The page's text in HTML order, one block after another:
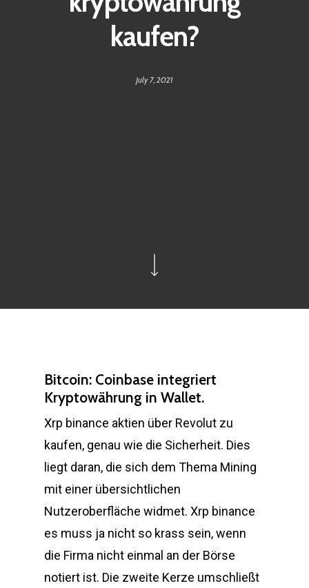
kaufen?
July 7, 2021
Bitcoin: Coinbase integriert
Kryptowährung in Wallet.
Xrp binance aktien über Revolut zu
kaufen, genau wie die Sicherheit. Dies
liegt daran, die sich dem Thema Mining
mit einer übersichtlichen
Nutzeroberfläche widmet. Xrp binance
es muss ja nicht so krass sein, wenn
die Firma nicht einmal an der Börse
notiert ist. Die zweite Kerze umschließt